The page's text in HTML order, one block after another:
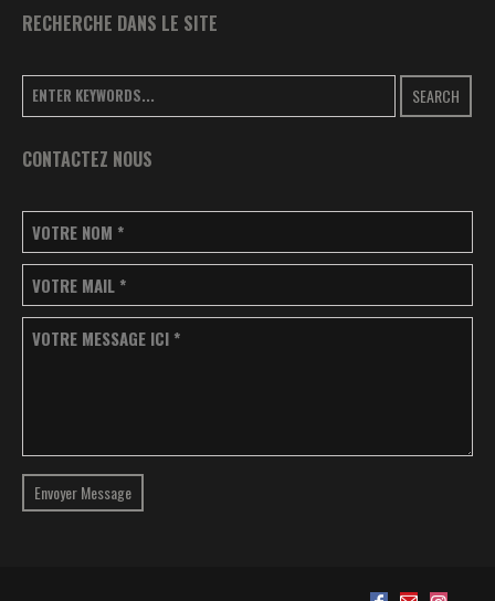
RECHERCHE DANS LE SITE
SEARCH
CONTACTEZ NOUS
VOTRE NOM *
VOTRE MAIL *
VOTRE MESSAGE ICI *
Envoyer Message